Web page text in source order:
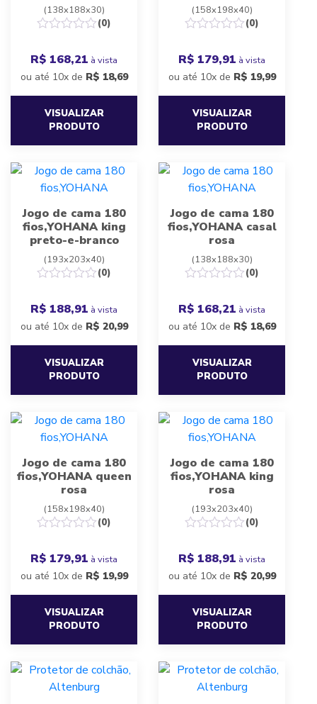
(138x188x30)
(0)
R$ 168,21 à vista
ou até 10x de R$ 18,69
VISUALIZAR
PRODUTO
(158x198x40)
(0)
R$ 179,91 à vista
ou até 10x de R$ 19,99
VISUALIZAR
PRODUTO
Jogo de cama 180
fios,YOHANA king
preto-e-branco
(193x203x40)
(0)
R$ 188,91 à vista
ou até 10x de R$ 20,99
VISUALIZAR
PRODUTO
Jogo de cama 180
fios,YOHANA casal
rosa
(138x188x30)
(0)
R$ 168,21 à vista
ou até 10x de R$ 18,69
VISUALIZAR
PRODUTO
Jogo de cama 180
fios,YOHANA queen
rosa
(158x198x40)
(0)
R$ 179,91 à vista
ou até 10x de R$ 19,99
VISUALIZAR
PRODUTO
Jogo de cama 180
fios,YOHANA king
rosa
(193x203x40)
(0)
R$ 188,91 à vista
ou até 10x de R$ 20,99
VISUALIZAR
PRODUTO